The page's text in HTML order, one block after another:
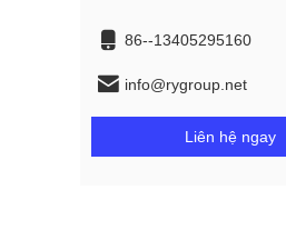
86--13405295160
info@rygroup.net
Liên hệ ngay